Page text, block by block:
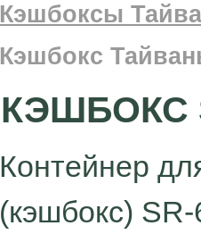
Кэшбоксы
Кэшбокс
КЭШБОКС
Контейнер
(кэшбокс)